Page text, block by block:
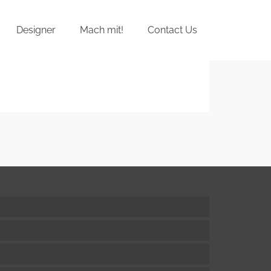
Designer Mach mit! Contact Us